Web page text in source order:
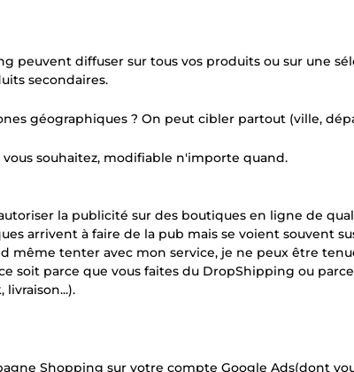
peuvent diffuser sur tous vos produits ou sur une
secondaires.
géographiques ? On peut cibler partout (ville,
souhaitez, modifiable n'importe quand.
la publicité sur des boutiques en ligne de
arrivent à faire de la pub mais se voient souvent
même tenter avec mon service, je ne peux être
soit parce que vous faites du DropShipping ou
Shopping sur votre compte Google Ads(dont